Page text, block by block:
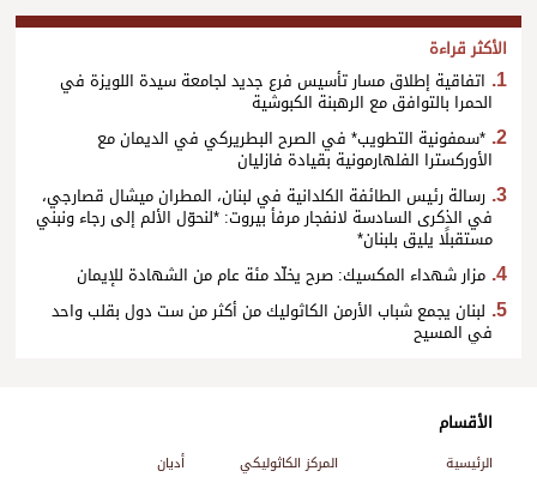
الأكثر قراءة
اتفاقية إطلاق مسار تأسيس فرع جديد لجامعة سيدة اللويزة في
الحمرا بالتوافق مع الرهبنة الكبوشية
*سمفونية التطويب* في الصرح البطريركي في الديمان مع
الأوركسترا الفلهارمونية بقيادة فازليان
رسالة رئيس الطائفة الكلدانية في لبنان، المطران ميشال قصارجي،
في الذكرى السادسة لانفجار مرفأ بيروت: *لنحوّل الألم إلى رجاء ونبني
مستقبلًا يليق بلبنان*
مزار شهداء المكسيك: صرح يخلّد مئة عام من الشهادة للإيمان
لبنان يجمع شباب الأرمن الكاثوليك من أكثر من ست دول بقلب واحد
في المسيح
الأقسام
الرئيسية المركز الكاثوليكي
أديان